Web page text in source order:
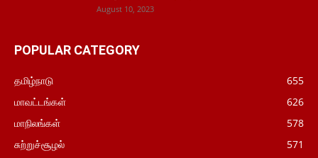
August 10, 2023
POPULAR CATEGORY
தமிழ்நாடு
655
மாவட்டங்கள்
626
மாநிலங்கள்
578
சுற்றுச்சூழல்
571